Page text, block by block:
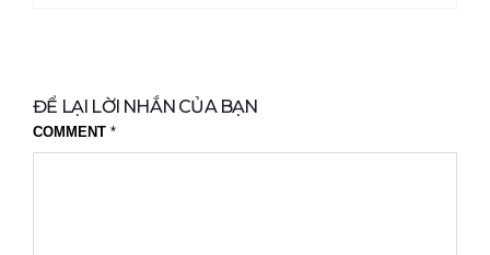
ĐỂ LẠI LỜI NHẮN CỦA BẠN
COMMENT *